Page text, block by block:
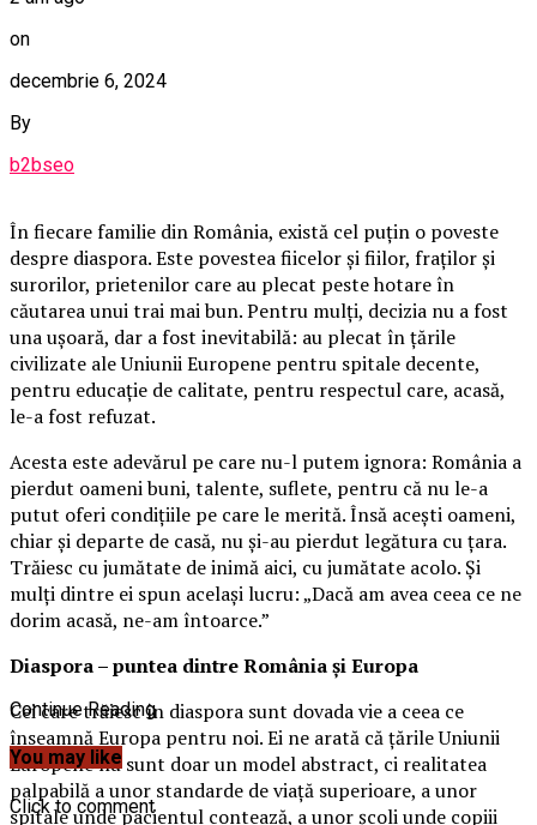
on
decembrie 6, 2024
By
b2bseo
În fiecare familie din România, există cel puțin o poveste
despre diaspora. Este povestea fiicelor și fiilor, fraților și
surorilor, prietenilor care au plecat peste hotare în
căutarea unui trai mai bun. Pentru mulți, decizia nu a fost
una ușoară, dar a fost inevitabilă: au plecat în țările
civilizate ale Uniunii Europene pentru spitale decente,
pentru educație de calitate, pentru respectul care, acasă,
le-a fost refuzat.
Acesta este adevărul pe care nu-l putem ignora: România a
pierdut oameni buni, talente, suflete, pentru că nu le-a
putut oferi condițiile pe care le merită. Însă acești oameni,
chiar și departe de casă, nu și-au pierdut legătura cu țara.
Trăiesc cu jumătate de inimă aici, cu jumătate acolo. Și
mulți dintre ei spun același lucru: „Dacă am avea ceea ce ne
dorim acasă, ne-am întoarce.”
Diaspora – puntea dintre România și Europa
Cei care trăiesc în diaspora sunt dovada vie a ceea ce
înseamnă Europa pentru noi. Ei ne arată că țările Uniunii
Europene nu sunt doar un model abstract, ci realitatea
palpabilă a unor standarde de viață superioare, a unor
spitale unde pacientul contează, a unor școli unde copiii
Continue Reading
You may like
Click to comment